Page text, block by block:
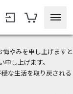
やみを申し上げますと
し上げます。
な生活を取り戻される
ント！